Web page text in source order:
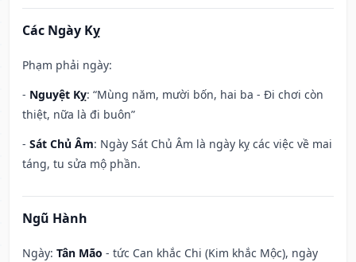
Các Ngày Kỵ
Phạm phải ngày:
- Nguyệt Kỵ: “Mùng năm, mười bốn, hai ba - Đi chơi còn
thiệt, nữa là đi buôn”
- Sát Chủ Âm: Ngày Sát Chủ Âm là ngày kỵ các việc về mai
táng, tu sửa mộ phần.
Ngũ Hành
Ngày: Tân Mão - tức Can khắc Chi (Kim khắc Mộc), ngày